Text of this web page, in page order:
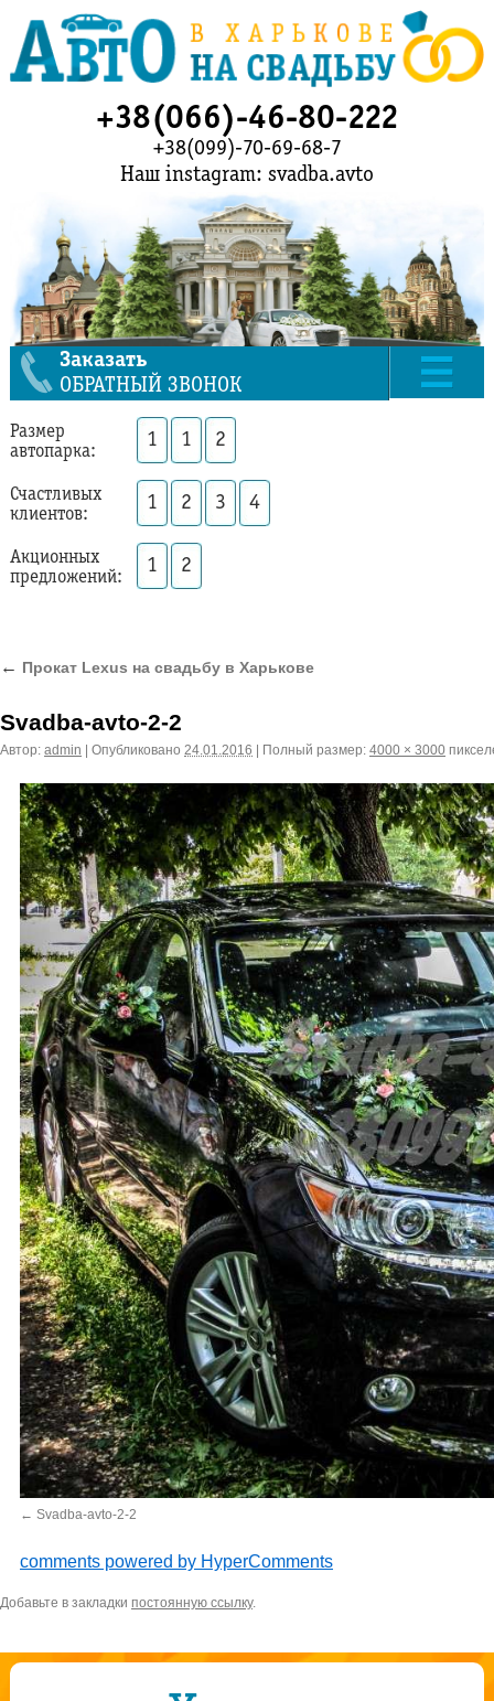
+38(066)-46-80-222
+38(099)-70-69-68-7
Наш instagram: svadba.avto
Заказать
ОБРАТНЫЙ ЗВОНОК
Размер
автопарка:
1 1 2
Счастливых
клиентов:
1 2 3 4
Акционных
предложений:
1 2
← Прокат Lexus на свадьбу в Харькове
Svadba-avto-2-2
Автор: admin Опубликовано 24.01.2016 Полный размер: 4000 × 3000
Svadba-avto-2-2
comments powered by HyperComments
Добавьте в закладки постоянную ссылку.